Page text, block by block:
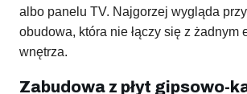
albo panelu TV. Najgorzej wygląda
obudowa, która nie łączy się z żadnym
wnętrza.
Zabudowa z płyt gipsowo-